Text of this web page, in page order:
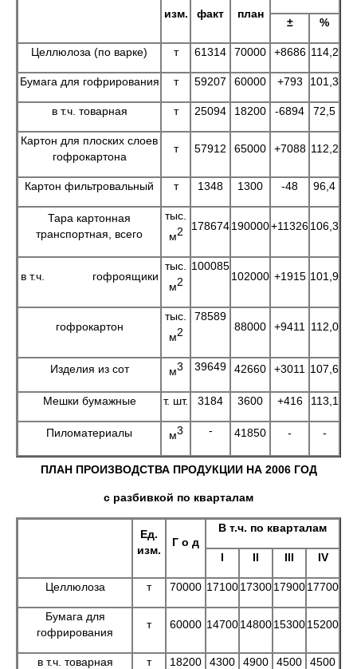
изм. факт план
± %
Целлюлоза (по варке) т 61314 70000 +8686 114,2
Бумага для гофрирования т 59207 60000 +793 101,3
в т.ч. товарная т 25094 18200 -6894 72,5
Картон для плоских слоев
гофрокартона
т 57912 65000 +7088 112,2
Картон фильтровальный т 1348 1300 -48 96,4
Тара картонная
транспортная, всего
тыс.
м2 178674190000+11326106,3
в т.ч. гофроящики
тыс.
м2
100085
102000 +1915 101,9
гофрокартон
тыс.
м2
78589
88000
+9411 112,0
Изделия из сот м3 39649 42660 +3011 107,6
Мешки бумажные т. шт. 3184 3600 +416 113,1
Пиломатериалы м3 - 41850 - -
ПЛАН ПРОИЗВОДСТВА ПРОДУКЦИИ НА 2006 ГОД
с разбивкой по кварталам
Ед.
изм.
Г о д
В т.ч. по кварталам
I II III IV
Целлюлоза т 70000 17100173001790017700
Бумага для
гофрирования
т 60000 14700148001530015200
в т.ч. товарная т 18200 4300 4900 4500 4500